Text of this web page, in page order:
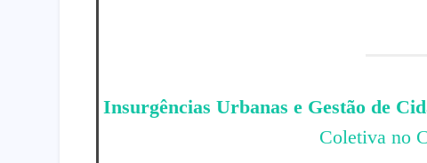
Insurgências Urbanas e Gestão de
Coletiva no